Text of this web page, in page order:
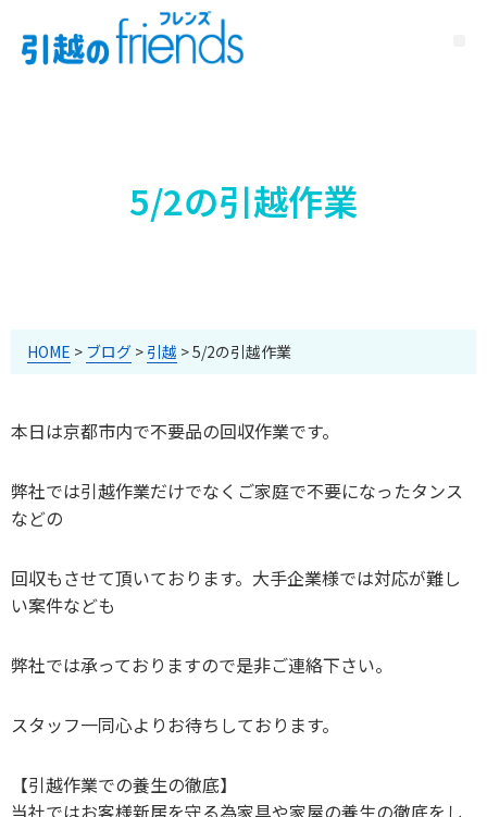
5/2の引越作業
HOME > ブログ > 引越 >5/2の引越作業
本日は京都市内で不要品の回収作業です。
弊社では引越作業だけでなくご家庭で不要になったタンス
などの
回収もさせて頂いております。大手企業様では対応が難し
い案件なども
弊社では承っておりますので是非ご連絡下さい。
スタッフ一同心よりお待ちしております。
【引越作業での養生の徹底】
当社ではお客様新居を守る為家具や家屋の養生の徹底をし